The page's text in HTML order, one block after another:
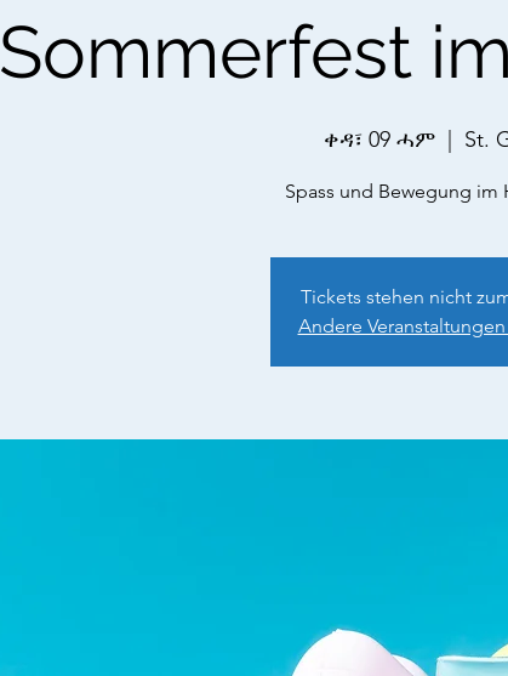
Sommerfest
ቀዳ፣ 09 ሓም
  |
St.
Spass und Bewegung im
Tickets stehen nicht
Andere